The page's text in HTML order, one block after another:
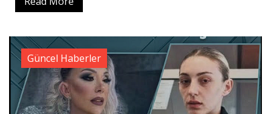
Güncel Haberler